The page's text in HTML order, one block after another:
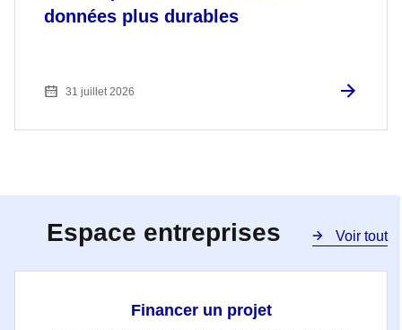
données plus durables
31 juillet 2026
Espace entreprises Voir tout
Financer un projet